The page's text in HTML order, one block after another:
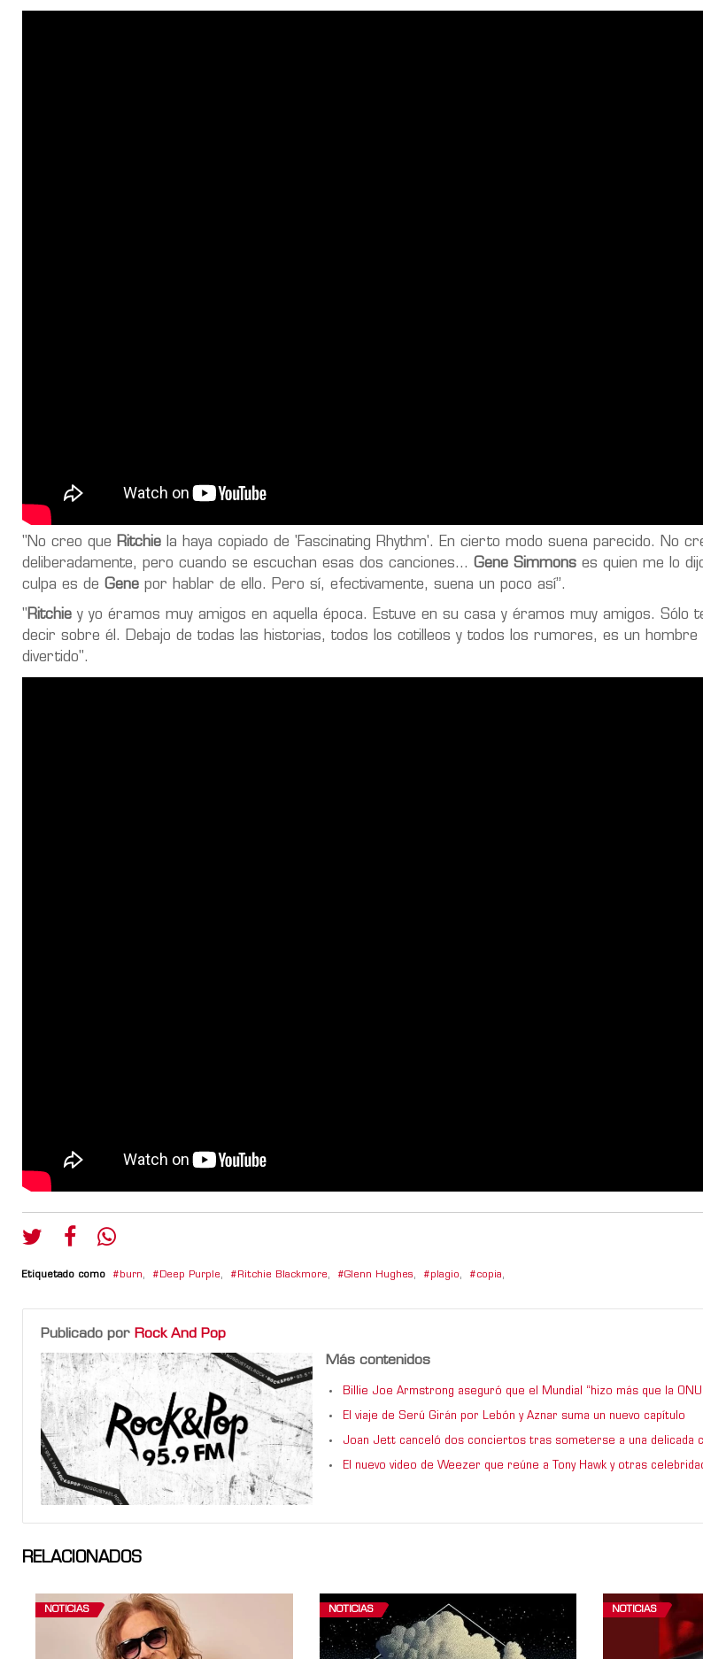
"No creo que Ritchie la haya copiado de 'Fascinating Rhythm'. En cierto modo suena parecido. No
deliberadamente, pero cuando se escuchan esas dos canciones... Gene Simmons es quien me lo
culpa es de Gene por hablar de ello. Pero sí, efectivamente, suena un poco así”.
"Ritchie y yo éramos muy amigos en aquella época. Estuve en su casa y éramos muy amigos. Sólo
decir sobre él. Debajo de todas las historias, todos los cotilleos y todos los rumores, es un hombre
divertido".
Etiquetado como burn, Deep Purple, Ritchie Blackmore, Glenn Hughes, plagio, copia,
Publicado por Rock And Pop
Más contenidos
Billie Joe Armstrong aseguró que el Mundial “hizo más que la
El viaje de Serú Girán por Lebón y Aznar suma un nuevo capítulo
Joan Jett canceló dos conciertos tras someterse a una delicada
El nuevo video de Weezer que reúne a Tony Hawk y otras
RELACIONADOS
NOTICIAS NOTICIAS NOTICIAS